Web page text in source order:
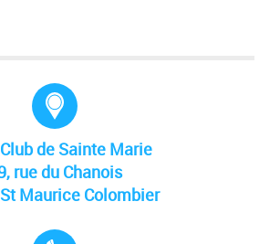
de Sainte Marie
rue du Chanois
Maurice Colombier